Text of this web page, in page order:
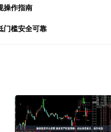
操作指南
门槛安全可靠